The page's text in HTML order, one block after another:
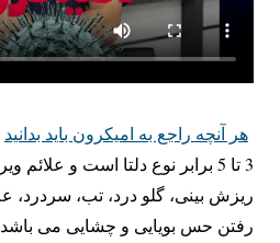
هر آنچه راجع به امیکرون باید بدانید
3 تا 5 برابر نوع دلتا است و
ریزش بینی، گلو درد، تب، سردرد،
رفتن حس بویایی و چشایی می